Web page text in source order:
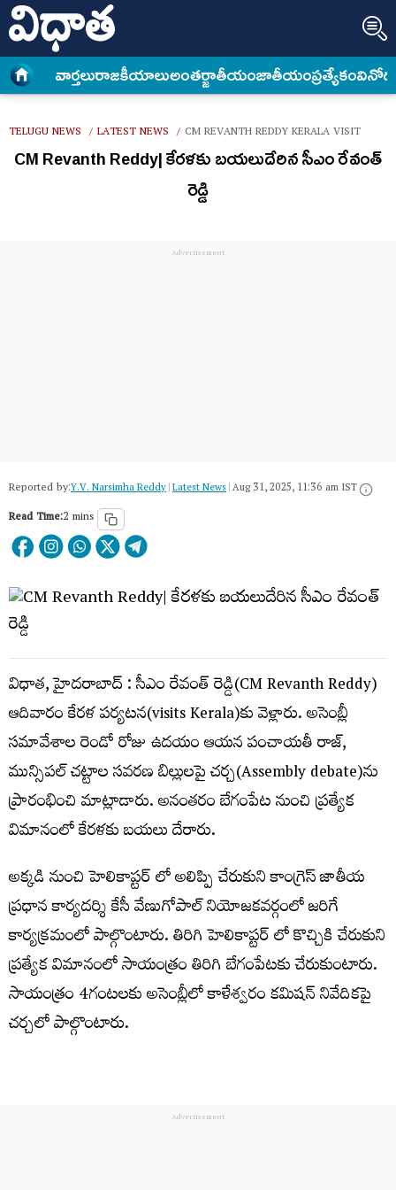
వార్త‌లురాజకీయాలుఅంత‌ర్జాతీయంజాతీయంప్రత్యేకం
TELUGU NEWS / LATEST NEWS / CM REVANTH REDDY KERALA VISIT
CM Revanth Reddy| కేరళకు బయలుదేరిన సీఎం రేవంత్
రెడ్డి
Reported by:Y.V. Narsimha Reddy|Latest News|Aug 31, 2025, 11:36 am IST
Read Time:2 mins
విధాత, హైదరాబాద్ : సీఎం రేవంత్ రెడ్డి(CM Revanth Reddy)
ఆదివారం కేరళ పర్యటన(visits Kerala)కు వెళ్లారు. అసెంబ్లీ
సమావేశాల రెండో రోజు ఉదయం ఆయన పంచాయతీ రాజ్,
మున్సిపల్ చట్టాల సవరణ బిల్లులపై చర్చ(Assembly debate)ను
ప్రారంభించి మాట్లాడారు. అనంతరం బేగంపేట నుంచి ప్రత్యేక
విమానంలో కేరళకు బయలు దేరారు.
అక్కడి నుంచి హెలికాప్టర్ లో అలిప్పి చేరుకుని కాంగ్రెస్ జాతీయ
ప్రధాన కార్యదర్శి కేసీ వేణుగోపాల్ నియోజకవర్గంలో జరిగే
కార్యక్రమంలో పాల్గొంటారు. తిరిగి హెలికాప్టర్ లో కొచ్చికి చేరుకుని
ప్రత్యేక విమానంలో సాయంత్రం తిరిగి బేగంపేటకు చేరుకుంటారు.
సాయంత్రం 4గంటలకు అసెంబ్లీలో కాళేశ్వరం కమిషన్ నివేదికపై
చర్చలో పాల్గొంటారు.